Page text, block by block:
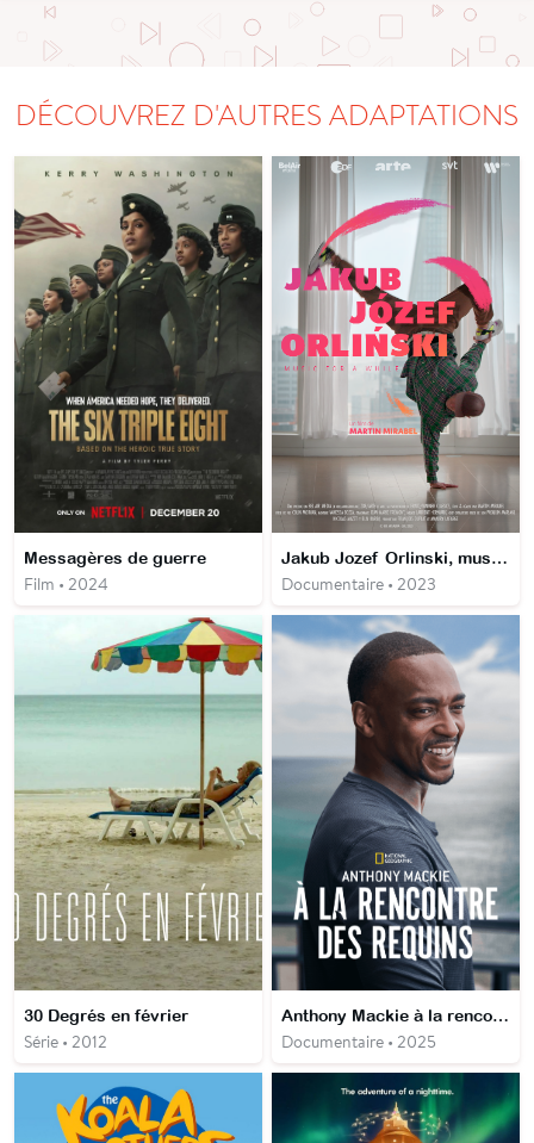
DÉCOUVREZ D'AUTRES ADAPTATIONS
Messagères de guerre
Film • 2024
Jakub Jozef Orlinski, music for a while
Documentaire • 2023
30 Degrés en février
Série • 2012
Anthony Mackie à la rencontre des requins
Documentaire • 2025